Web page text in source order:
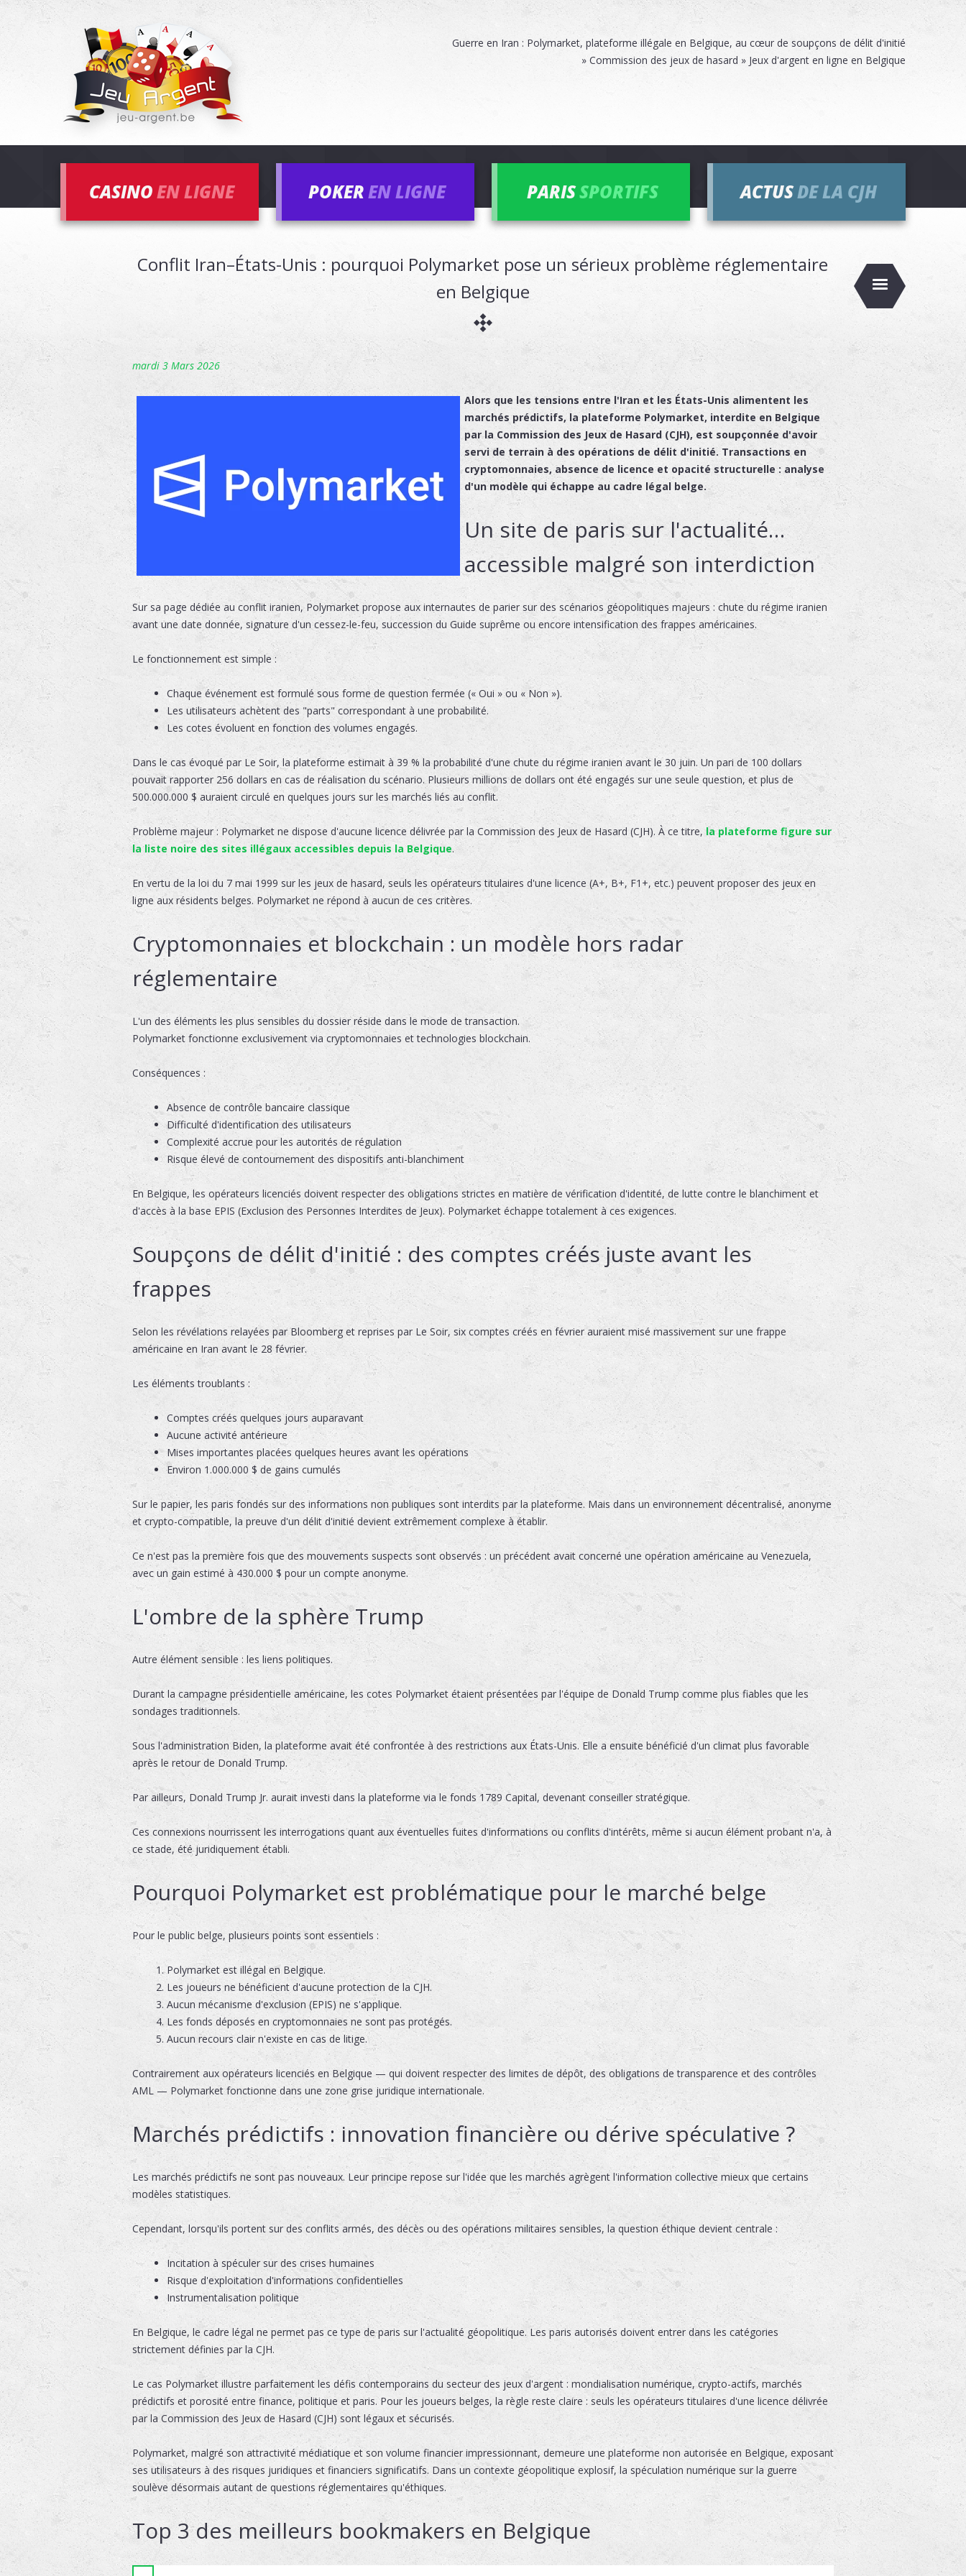
Guerre en Iran : Polymarket, plateforme illégale en Belgique, au cœur de soupçons de délit d'initié
» Commission des jeux de hasard » Jeux d'argent en ligne en Belgique
CASINOEN LIGNE POKEREN LIGNE PARISSPORTIFS ACTUSDE LA CJH
Conflit Iran–États-Unis : pourquoi Polymarket pose un sérieux problème réglementaire
en Belgique
mardi 3 Mars 2026
Alors que les tensions entre l'Iran et les États-Unis alimentent les
marchés prédictifs, la plateforme Polymarket, interdite en Belgique
par la Commission des Jeux de Hasard (CJH), est soupçonnée d'avoir
servi de terrain à des opérations de délit d'initié. Transactions en
cryptomonnaies, absence de licence et opacité structurelle : analyse
d'un modèle qui échappe au cadre légal belge.
Un site de paris sur l'actualité…
accessible malgré son interdiction
Sur sa page dédiée au conflit iranien, Polymarket propose aux internautes de parier sur des scénarios géopolitiques majeurs : chute du régime iranien
avant une date donnée, signature d'un cessez-le-feu, succession du Guide suprême ou encore intensification des frappes américaines.
Le fonctionnement est simple :
Chaque événement est formulé sous forme de question fermée (« Oui » ou « Non »).
Les utilisateurs achètent des "parts" correspondant à une probabilité.
Les cotes évoluent en fonction des volumes engagés.
Dans le cas évoqué par Le Soir, la plateforme estimait à 39 % la probabilité d'une chute du régime iranien avant le 30 juin. Un pari de 100 dollars
pouvait rapporter 256 dollars en cas de réalisation du scénario. Plusieurs millions de dollars ont été engagés sur une seule question, et plus de
500.000.000 $ auraient circulé en quelques jours sur les marchés liés au conflit.
Problème majeur : Polymarket ne dispose d'aucune licence délivrée par la Commission des Jeux de Hasard (CJH). À ce titre, la plateforme figure sur
la liste noire des sites illégaux accessibles depuis la Belgique.
En vertu de la loi du 7 mai 1999 sur les jeux de hasard, seuls les opérateurs titulaires d'une licence (A+, B+, F1+, etc.) peuvent proposer des jeux en
ligne aux résidents belges. Polymarket ne répond à aucun de ces critères.
Cryptomonnaies et blockchain : un modèle hors radar
réglementaire
L'un des éléments les plus sensibles du dossier réside dans le mode de transaction.
Polymarket fonctionne exclusivement via cryptomonnaies et technologies blockchain.
Conséquences :
Absence de contrôle bancaire classique
Difficulté d'identification des utilisateurs
Complexité accrue pour les autorités de régulation
Risque élevé de contournement des dispositifs anti-blanchiment
En Belgique, les opérateurs licenciés doivent respecter des obligations strictes en matière de vérification d'identité, de lutte contre le blanchiment et
d'accès à la base EPIS (Exclusion des Personnes Interdites de Jeux). Polymarket échappe totalement à ces exigences.
Soupçons de délit d'initié : des comptes créés juste avant les
frappes
Selon les révélations relayées par Bloomberg et reprises par Le Soir, six comptes créés en février auraient misé massivement sur une frappe
américaine en Iran avant le 28 février.
Les éléments troublants :
Comptes créés quelques jours auparavant
Aucune activité antérieure
Mises importantes placées quelques heures avant les opérations
Environ 1.000.000 $ de gains cumulés
Sur le papier, les paris fondés sur des informations non publiques sont interdits par la plateforme. Mais dans un environnement décentralisé, anonyme
et crypto-compatible, la preuve d'un délit d'initié devient extrêmement complexe à établir.
Ce n'est pas la première fois que des mouvements suspects sont observés : un précédent avait concerné une opération américaine au Venezuela,
avec un gain estimé à 430.000 $ pour un compte anonyme.
L'ombre de la sphère Trump
Autre élément sensible : les liens politiques.
Durant la campagne présidentielle américaine, les cotes Polymarket étaient présentées par l'équipe de Donald Trump comme plus fiables que les
sondages traditionnels.
Sous l'administration Biden, la plateforme avait été confrontée à des restrictions aux États-Unis. Elle a ensuite bénéficié d'un climat plus favorable
après le retour de Donald Trump.
Par ailleurs, Donald Trump Jr. aurait investi dans la plateforme via le fonds 1789 Capital, devenant conseiller stratégique.
Ces connexions nourrissent les interrogations quant aux éventuelles fuites d'informations ou conflits d'intérêts, même si aucun élément probant n'a, à
ce stade, été juridiquement établi.
Pourquoi Polymarket est problématique pour le marché belge
Pour le public belge, plusieurs points sont essentiels :
Polymarket est illégal en Belgique.
Les joueurs ne bénéficient d'aucune protection de la CJH.
Aucun mécanisme d'exclusion (EPIS) ne s'applique.
Les fonds déposés en cryptomonnaies ne sont pas protégés.
Aucun recours clair n'existe en cas de litige.
Contrairement aux opérateurs licenciés en Belgique — qui doivent respecter des limites de dépôt, des obligations de transparence et des contrôles
AML — Polymarket fonctionne dans une zone grise juridique internationale.
Marchés prédictifs : innovation financière ou dérive spéculative ?
Les marchés prédictifs ne sont pas nouveaux. Leur principe repose sur l'idée que les marchés agrègent l'information collective mieux que certains
modèles statistiques.
Cependant, lorsqu'ils portent sur des conflits armés, des décès ou des opérations militaires sensibles, la question éthique devient centrale :
Incitation à spéculer sur des crises humaines
Risque d'exploitation d'informations confidentielles
Instrumentalisation politique
En Belgique, le cadre légal ne permet pas ce type de paris sur l'actualité géopolitique. Les paris autorisés doivent entrer dans les catégories
strictement définies par la CJH.
Le cas Polymarket illustre parfaitement les défis contemporains du secteur des jeux d'argent : mondialisation numérique, crypto-actifs, marchés
prédictifs et porosité entre finance, politique et paris. Pour les joueurs belges, la règle reste claire : seuls les opérateurs titulaires d'une licence délivrée
par la Commission des Jeux de Hasard (CJH) sont légaux et sécurisés.
Polymarket, malgré son attractivité médiatique et son volume financier impressionnant, demeure une plateforme non autorisée en Belgique, exposant
ses utilisateurs à des risques juridiques et financiers significatifs. Dans un contexte géopolitique explosif, la spéculation numérique sur la guerre
soulève désormais autant de questions réglementaires qu'éthiques.
Top 3 des meilleurs bookmakers en Belgique